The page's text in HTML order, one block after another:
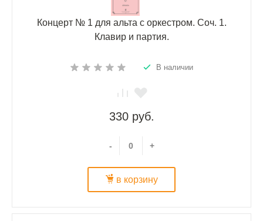
Концерт № 1 для альта с оркестром. Соч. 1.
Клавир и партия.
В наличии
330 руб.
- +
в корзину